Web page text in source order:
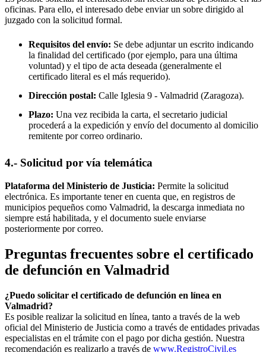
oficinas. Para ello, el interesado debe enviar un sobre dirigido al
juzgado con la solicitud formal.
Requisitos del envío: Se debe adjuntar un escrito indicando
la finalidad del certificado (por ejemplo, para una última
voluntad) y el tipo de acta deseada (generalmente el
certificado literal es el más requerido).
Dirección postal: Calle Iglesia 9 - Valmadrid (Zaragoza).
Plazo: Una vez recibida la carta, el secretario judicial
procederá a la expedición y envío del documento al domicilio
remitente por correo ordinario.
4.- Solicitud por vía telemática
Plataforma del Ministerio de Justicia: Permite la solicitud
electrónica. Es importante tener en cuenta que, en registros de
municipios pequeños como Valmadrid, la descarga inmediata no
siempre está habilitada, y el documento suele enviarse
posteriormente por correo.
Preguntas frecuentes sobre el certificado
de defunción en Valmadrid
¿Puedo solicitar el certificado de defunción en línea en
Valmadrid?
Es posible realizar la solicitud en línea, tanto a través de la web
oficial del Ministerio de Justicia como a través de entidades privadas
especialistas en el trámite con el pago por dicha gestión. Nuestra
recomendación es realizarlo a través de www.RegistroCivil.es